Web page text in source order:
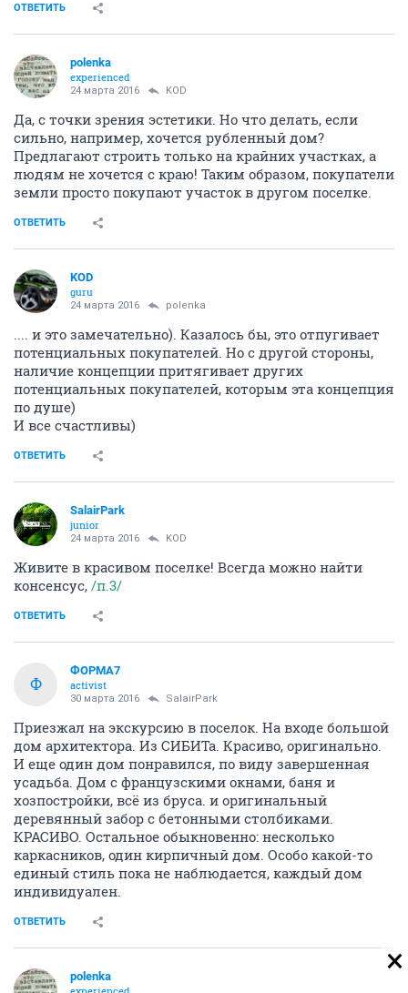
ОТВЕТИТЬ
polenka
experienced
24 марта 2016 KOD
Да, с точки зрения эстетики. Но что делать, если
сильно, например, хочется рубленный дом?
Предлагают строить только на крайних участках, а
людям не хочется с краю! Таким образом, покупатели
земли просто покупают участок в другом поселке.
ОТВЕТИТЬ
KOD
guru
24 марта 2016 polenka
.... и это замечательно). Казалось бы, это отпугивает
потенциальных покупателей. Но с другой стороны,
наличие концепции притягивает других
потенциальных покупателей, которым эта концепция
по душе)
И все счастливы)
ОТВЕТИТЬ
SalairPark
junior
24 марта 2016 KOD
Живите в красивом поселке! Всегда можно найти
консенсус, /п.3/
ОТВЕТИТЬ
Ф
ФОРМА7
activist
30 марта 2016 SalairPark
Приезжал на экскурсию в поселок. На входе большой
дом архитектора. Из СИБИТа. Красиво, оригинально.
И еще один дом понравился, по виду завершенная
усадьба. Дом с французскими окнами, баня и
хозпостройки, всё из бруса. и оригинальный
деревянный забор с бетонными столбиками.
КРАСИВО. Остальное обыкновенно: несколько
каркасников, один кирпичный дом. Особо какой-то
единый стиль пока не наблюдается, каждый дом
индивидуален.
ОТВЕТИТЬ
polenka